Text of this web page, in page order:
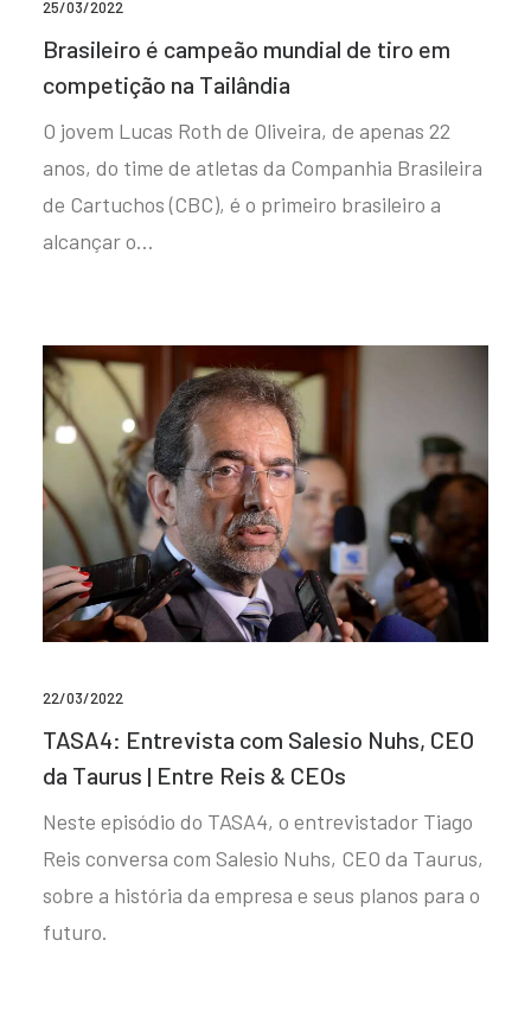
25/03/2022
Brasileiro é campeão mundial de tiro em
competição na Tailândia
O jovem Lucas Roth de Oliveira, de apenas 22
anos, do time de atletas da Companhia Brasileira
de Cartuchos (CBC), é o primeiro brasileiro a
alcançar o…
22/03/2022
TASA4: Entrevista com Salesio Nuhs, CEO
da Taurus | Entre Reis & CEOs
Neste episódio do TASA4, o entrevistador Tiago
Reis conversa com Salesio Nuhs, CEO da Taurus,
sobre a história da empresa e seus planos para o
futuro.